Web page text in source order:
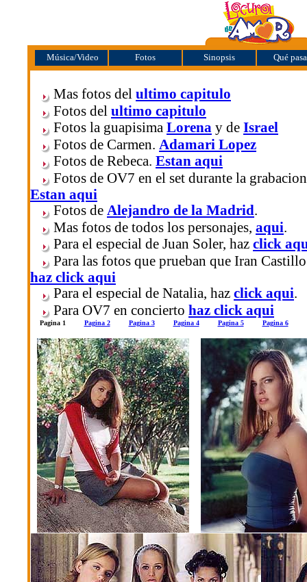
Música/Video Fotos Sinopsis Qué
Mas fotos del ultimo capitulo
Fotos del ultimo capitulo
Fotos la guapisima Lorena y de Israel
Fotos de Carmen. Adamari Lopez
Fotos de Rebeca. Estan aqui
Fotos de OV7 en el set durante la
Estan aqui
Fotos de Alejandro de la Madrid .
Mas fotos de todos los personajes, aqui.
Para el especial de Juan Soler, haz click
Para las fotos que prueban que Iran
haz click aqui
Para el especial de Natalia, haz click aqui.
Para OV7 en concierto haz click aqui
Pagina 1 Pagina 2 Pagina 3 Pagina 4 Pagina 5 Pagina 6